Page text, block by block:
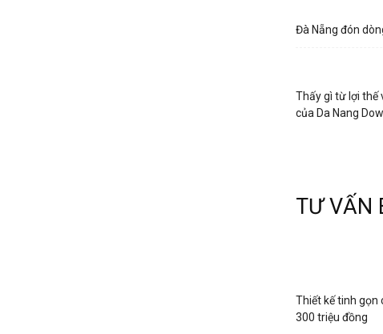
Đà Nẵng đón
Thấy gì từ lợi thế
của Da Nang
TƯ VẤN
Thiết kế tinh gọn
300 triệu đồng